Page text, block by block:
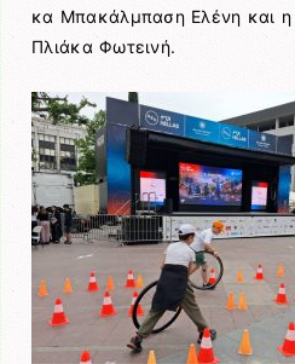
κα Μπακάλμπαση Ελένη και η
Πλιάκα Φωτεινή.